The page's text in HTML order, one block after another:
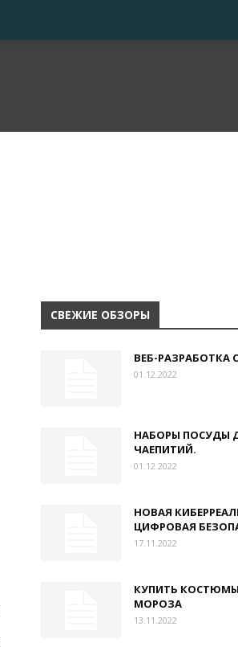
СВЕЖИЕ ОБЗОРЫ
ВЕБ-РАЗРАБОТКА
01.12.2022
НАБОРЫ ПОСУДЫ
ЧАЕПИТИЙ.
01.12.2022
НОВАЯ
ЦИФРОВАЯ
17.11.2022
КУПИТЬ
МОРОЗА
13.11.2022